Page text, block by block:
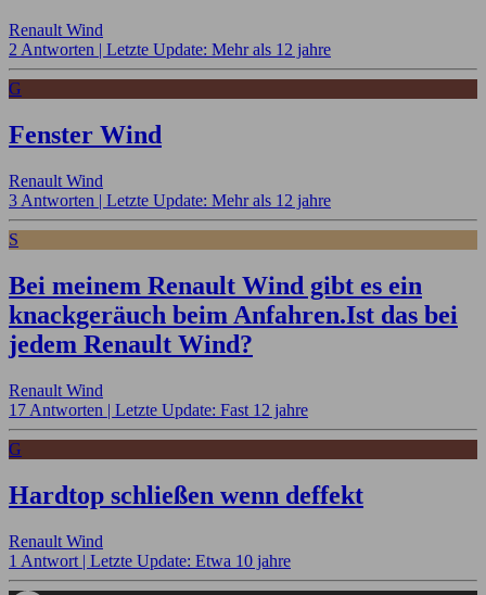
Renault Wind
2 Antworten | Letzte Update: Mehr als 12 jahre
G
Fenster Wind
Renault Wind
3 Antworten | Letzte Update: Mehr als 12 jahre
S
Bei meinem Renault Wind gibt es ein
knackgeräuch beim Anfahren.Ist das bei
jedem Renault Wind?
Renault Wind
17 Antworten | Letzte Update: Fast 12 jahre
G
Hardtop schließen wenn deffekt
Renault Wind
1 Antwort | Letzte Update: Etwa 10 jahre